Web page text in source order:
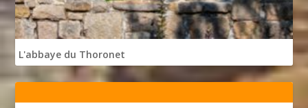
L'abbaye du Thoronet